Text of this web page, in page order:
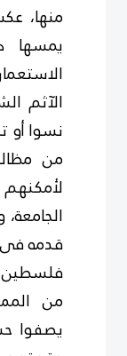
منها،
يمسها
الآثم
نسوا أو
من
قدمه فى
فلسطين
من
يصفوا